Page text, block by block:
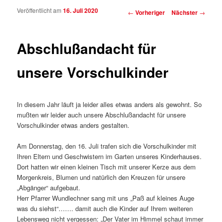
Beitragsnavigation
← Vorheriger Nächster →
Abschlußandacht für
unsere Vorschulkinder
Veröffentlicht am16. Juli 2020
In diesem Jahr läuft ja leider alles etwas anders als gewohnt. So
mußten wir leider auch unsere Abschlußandacht für unsere
Vorschulkinder etwas anders gestalten.
Am Donnerstag, den 16. Juli trafen sich die Vorschulkinder mit
Ihren Eltern und Geschwistern im Garten unseres Kinderhauses.
Dort hatten wir einen kleinen Tisch mit unserer Kerze aus dem
Morgenkreis, Blumen und natürlich den Kreuzen für unsere
„Abgänger“ aufgebaut.
Herr Pfarrer Wundlechner sang mit uns „Paß auf kleines Auge
was du siehst“……. damit auch die Kinder auf Ihrem weiteren
Lebensweg nicht vergessen: „Der Vater im Himmel schaut immer